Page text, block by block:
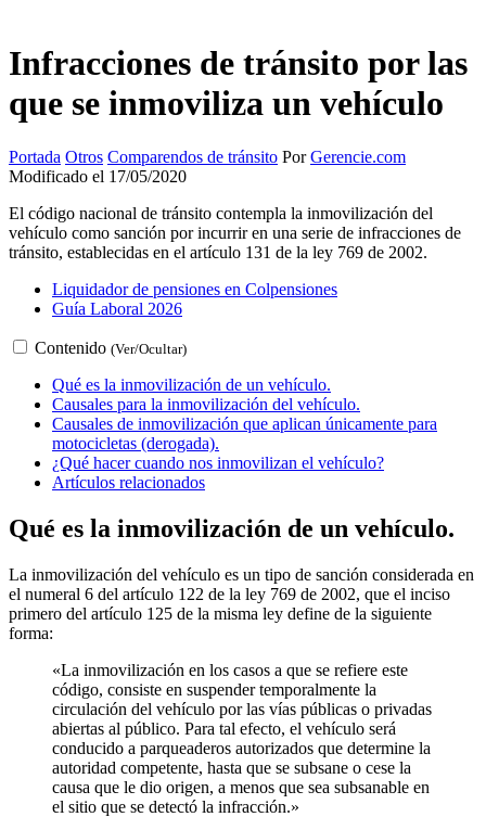
Infracciones de tránsito por las
que se inmoviliza un vehículo
Portada Otros Comparendos de tránsito PorGerencie.com
Modificado el 17/05/2020
El código nacional de tránsito contempla la inmovilización del
vehículo como sanción por incurrir en una serie de infracciones de
tránsito, establecidas en el artículo 131 de la ley 769 de 2002.
Liquidador de pensiones en Colpensiones
Guía Laboral 2026
Contenido (Ver/Ocultar)
Qué es la inmovilización de un vehículo.
Causales para la inmovilización del vehículo.
Causales de inmovilización que aplican únicamente para
motocicletas (derogada).
¿Qué hacer cuando nos inmovilizan el vehículo?
Artículos relacionados
Qué es la inmovilización de un vehículo.
La inmovilización del vehículo es un tipo de sanción considerada en
el numeral 6 del artículo 122 de la ley 769 de 2002, que el inciso
primero del artículo 125 de la misma ley define de la siguiente
forma:
«La inmovilización en los casos a que se refiere este
código, consiste en suspender temporalmente la
circulación del vehículo por las vías públicas o privadas
abiertas al público. Para tal efecto, el vehículo será
conducido a parqueaderos autorizados que determine la
autoridad competente, hasta que se subsane o cese la
causa que le dio origen, a menos que sea subsanable en
el sitio que se detectó la infracción.»